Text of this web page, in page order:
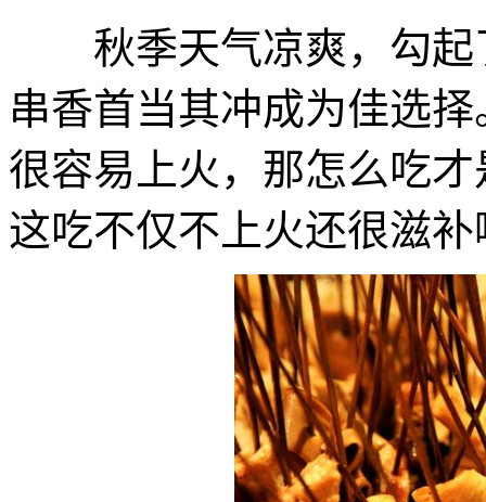
秋季天气凉爽，勾起
串香首当其冲成为佳选
很容易上火，那怎么吃
这吃不仅不上火还很滋补